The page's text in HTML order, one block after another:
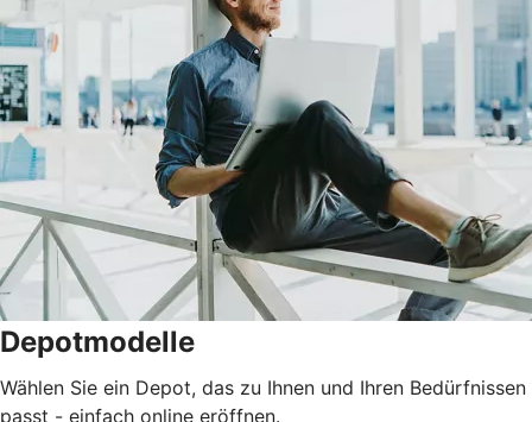
Depotmodelle
Wählen Sie ein Depot, das zu Ihnen und Ihren Bedürfnissen
passt - einfach online eröffnen.